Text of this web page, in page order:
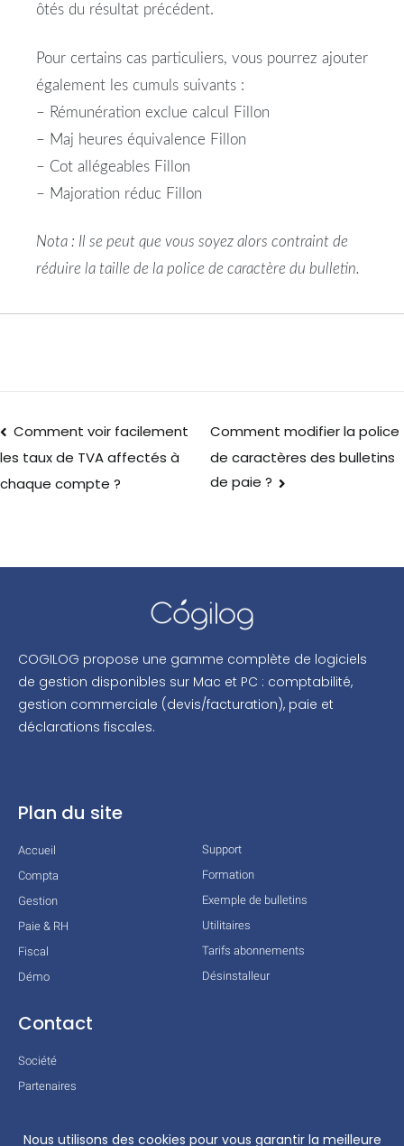
ôtés du résultat précédent.
Pour certains cas particuliers, vous pourrez ajouter
également les cumuls suivants :
– Rémunération exclue calcul
Fillon
– Maj heures équivalence Fillon
– Cot allégeables Fillon
– Majoration réduc Fillon
Nota : Il se peut que vous soyez alors contraint de
réduire la taille de la police de caractère du bulletin.
Comment voir facilement
les taux de TVA affectés à
chaque compte ?
Comment modifier la police
de caractères des bulletins
de paie ?
COGILOG propose une gamme complète de logiciels
de gestion disponibles sur Mac et PC : comptabilité,
gestion commerciale (devis/facturation), paie et
déclarations fiscales.
Plan du site
Accueil
Compta
Gestion
Paie & RH
Fiscal
Démo
Support
Formation
Exemple de bulletins
Utilitaires
Tarifs abonnements
Désinstalleur
Contact
Société
Partenaires
Mentions légales